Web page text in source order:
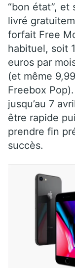
“bon état”, et
livré
forfait Free
habituel, soit
euros par
(et même
Freebox
jusqu’au 7
être rapide
prendre fin
succès.